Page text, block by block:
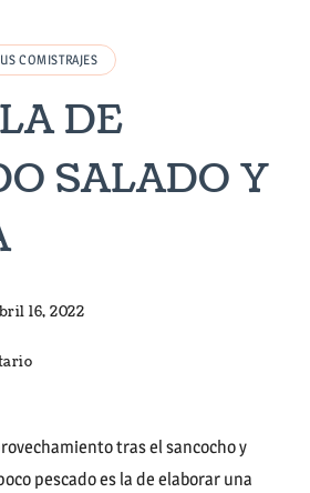
COMISTRAJES
DE
SALADO Y
16, 2022
en
SALADO
Y
BATATA
tras el sancocho y
pescado es la de elaborar una